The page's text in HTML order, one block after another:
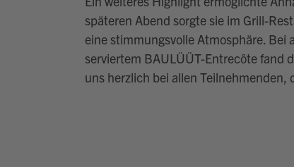
späteren Abend sorgte sie im Grill-
eine stimmungsvolle Atmosphäre. Bei
serviertem BAULÜÜT-Entrecôte fand
uns herzlich bei allen Teilnehmenden,